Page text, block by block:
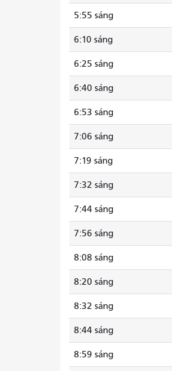
5:55 sáng
6:10 sáng
6:25 sáng
6:40 sáng
6:53 sáng
7:06 sáng
7:19 sáng
7:32 sáng
7:44 sáng
7:56 sáng
8:08 sáng
8:20 sáng
8:32 sáng
8:44 sáng
8:59 sáng